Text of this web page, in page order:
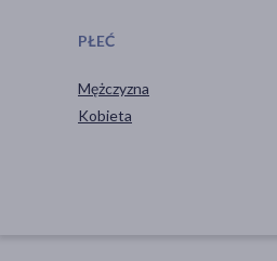
PŁEĆ
Mężczyzna
Kobieta